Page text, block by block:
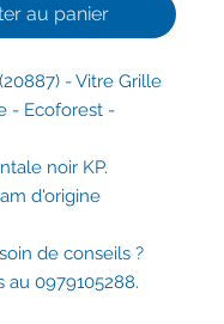
au panier
- Vitre Grille
- Ecoforest -
noir KP.
d'origine
de conseils ?
0979105288.